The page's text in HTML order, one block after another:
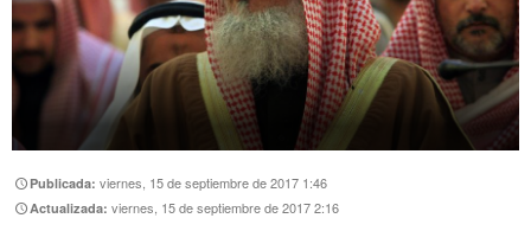
Publicada:viernes, 15 de septiembre de 2017 1:46
Actualizada:viernes, 15 de septiembre de 2017 2:16